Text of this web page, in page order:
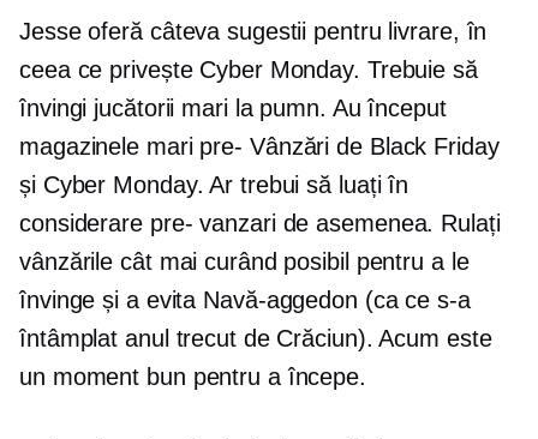
Jesse oferă câteva sugestii pentru livrare, în
ceea ce privește Cyber ​​Monday. Trebuie să
învingi jucătorii mari la pumn. Au început
magazinele mari pre- Vânzări de Black Friday
și Cyber ​​Monday. Ar trebui să luați în
considerare pre- vanzari de asemenea. Rulați
vânzările cât mai curând posibil pentru a le
învinge și a evita Navă-aggedon (ca ce s-a
întâmplat anul trecut de Crăciun). Acum este
un moment bun pentru a începe.